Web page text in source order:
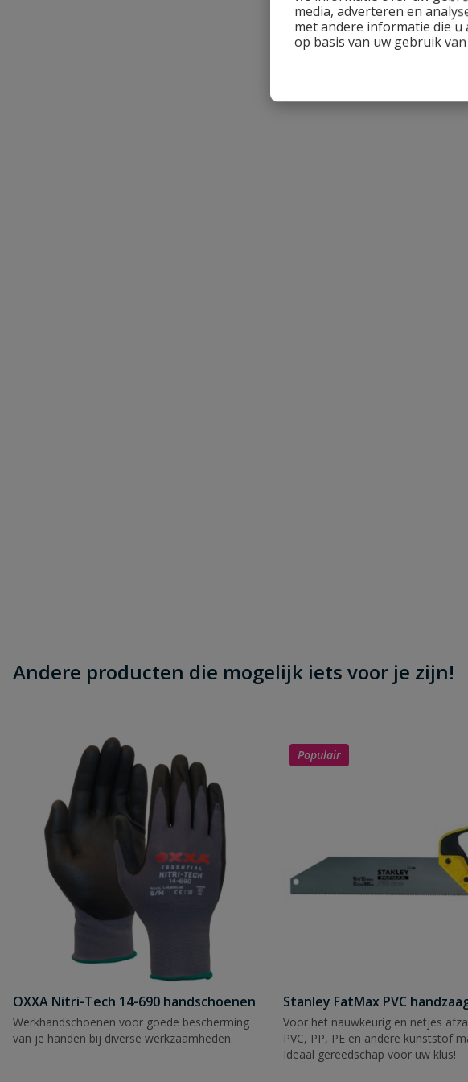
media, adverteren en
met andere informatie die u
op basis van uw gebruik
Andere producten die mogelijk iets voor je zijn!
OXXA Nitri-Tech 14-690 handschoenen
Werkhandschoenen voor goede bescherming
van je handen bij diverse werkzaamheden.
Populair
Stanley FatMax PVC
Voor het nauwkeurig en netjes
PVC, PP, PE en andere kunststof
Ideaal gereedschap voor uw klus!